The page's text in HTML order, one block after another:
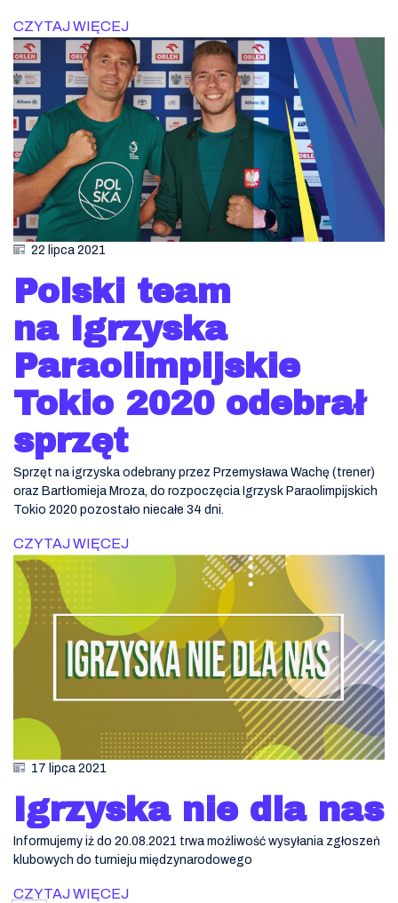
CZYTAJ WIĘCEJ
22 lipca 2021
Polski team
na Igrzyska
Paraolimpijskie
Tokio 2020 odebrał
sprzęt
Sprzęt na igrzyska odebrany przez Przemysława Wachę (trener)
oraz Bartłomieja Mroza, do rozpoczęcia Igrzysk Paraolimpijskich
Tokio 2020 pozostało niecałe 34 dni.
CZYTAJ WIĘCEJ
17 lipca 2021
Igrzyska nie dla nas
Informujemy iż do 20.08.2021 trwa możliwość wysyłania zgłoszeń
klubowych do turnieju międzynarodowego
CZYTAJ WIĘCEJ